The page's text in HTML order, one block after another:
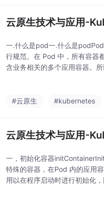
云原生技术与应用-
一.什么是pod一.什么是
行规范。在 Pod 中，所有容器
含业务相关的多个应用容器。
#云原生 #kubernetes
云原生技术与应用-
一，初始化容器
特殊的容器，在Pod 内的应用
用以在程序启动时进行初始化